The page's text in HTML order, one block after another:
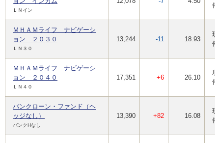
ＬＮイン
停
ＭＨＡＭライフ ナビゲーシ
ョン ２０３０
ＬＮ３０
13,244 -11 18.93
現
停
ＭＨＡＭライフ ナビゲーシ
ョン ２０４０
ＬＮ４０
17,351 +6 26.10
現
停
バンクローン・ファンド（ヘ
ッジなし）
バンクHなし
13,390 +82 16.08
現
停